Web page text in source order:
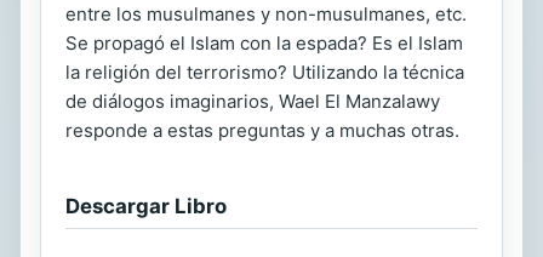
entre los musulmanes y non-musulmanes, etc.
Se propagó el Islam con la espada? Es el Islam
la religión del terrorismo? Utilizando la técnica
de diálogos imaginarios, Wael El Manzalawy
responde a estas preguntas y a muchas otras.
Descargar Libro